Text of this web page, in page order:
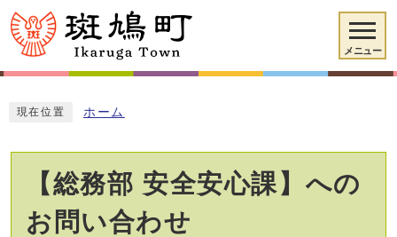
メニュー
現在位置 ホーム
【総務部 安全安心課】への
お問い合わせ